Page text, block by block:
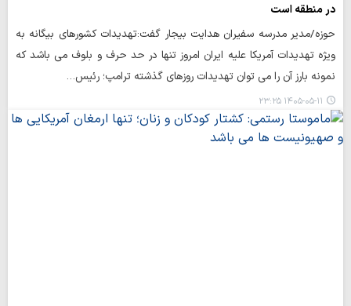
در منطقه است
حوزه/مدیر مدرسه سفیران هدایت بیجار گفت:تهدیدات کشورهای بیگانه به
ویژه تهدیدات آمریکا علیه ایران امروز تنها در حد حرف و بلوف می باشد که
نمونه بارز آن را می توان تهدیدات روزهای گذشته ترامپ؛ رئیس…
۱۴۰۵-۰۵-۱۱ ۲۳:۲۵